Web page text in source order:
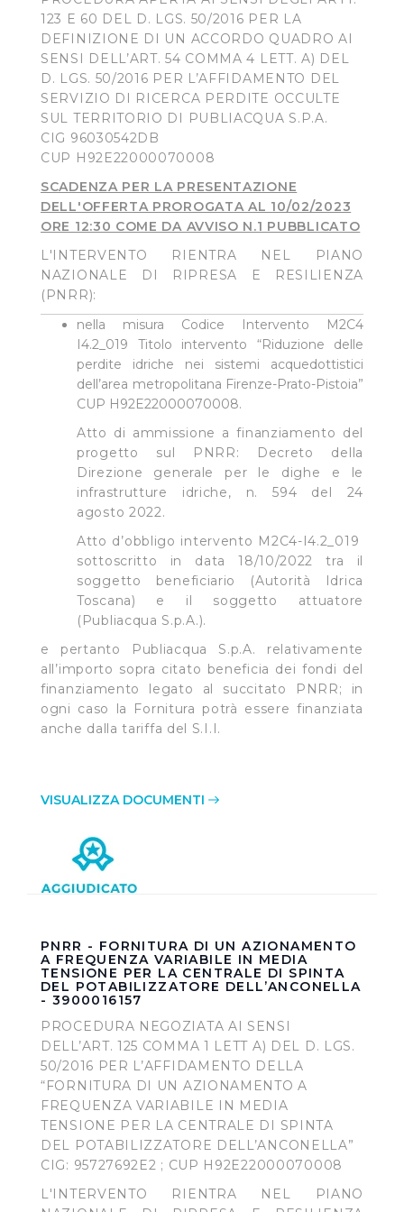
Cliccando su "Personalizza" l’Utente può gestire
direttamente le proprie preferenze selezionando i
singoli cookie desiderati e le terze parti destinatarie
della condivisione di informazioni sopra indicata.
Cliccando su "Rifiuta" o sulla "X" posizionata in alto a
destra in questo banner l’Utente rifiuta tutti i cookie con
la sola eccezione dei cookie tecnici. La chiusura del
presente banner comporta il permanere delle
impostazioni di default e dunque la continuazione della
navigazione in assenza di cookie o altri sistemi di
pagina.
123 E 60 DEL D. LGS. 50/2016 PER LA
DEFINIZIONE DI UN ACCORDO QUADRO AI
SENSI DELL’ART. 54 COMMA 4 LETT. A) DEL
D. LGS. 50/2016 PER L’AFFIDAMENTO DEL
SERVIZIO DI RICERCA PERDITE OCCULTE
SUL TERRITORIO DI PUBLIACQUA S.P.A.
CIG 96030542DB
CUP H92E22000070008
SCADENZA PER LA PRESENTAZIONE
DELL'OFFERTA PROROGATA AL 10/02/2023
ORE 12:30 COME DA AVVISO N.1 PUBBLICATO
L'INTERVENTO RIENTRA NEL PIANO
NAZIONALE DI RIPRESA E RESILIENZA
(PNRR):
nella misura Codice Intervento M2C4
I4.2_019 Titolo intervento “Riduzione delle
perdite idriche nei sistemi acquedottistici
dell’area metropolitana Firenze-Prato-Pistoia”
CUP H92E22000070008.
Atto di ammissione a finanziamento del
progetto sul PNRR: Decreto della
Direzione generale per le dighe e le
infrastrutture idriche, n. 594 del 24
agosto 2022.
Atto d’obbligo intervento M2C4-I4.2_019
sottoscritto in data 18/10/2022 tra il
soggetto beneficiario (Autorità Idrica
Toscana) e il soggetto attuatore
(Publiacqua S.p.A.).
e pertanto Publiacqua S.p.A. relativamente
all’importo sopra citato beneficia dei fondi del
finanziamento legato al succitato PNRR; in
ogni caso la Fornitura potrà essere finanziata
anche dalla tariffa del S.I.I.
VISUALIZZA DOCUMENTI
PNRR - FORNITURA DI UN AZIONAMENTO
A FREQUENZA VARIABILE IN MEDIA
TENSIONE PER LA CENTRALE DI SPINTA
DEL POTABILIZZATORE DELL’ANCONELLA
- 3900016157
PROCEDURA NEGOZIATA AI SENSI
DELL’ART. 125 COMMA 1 LETT A) DEL D. LGS.
50/2016 PER L’AFFIDAMENTO DELLA
“FORNITURA DI UN AZIONAMENTO A
FREQUENZA VARIABILE IN MEDIA
TENSIONE PER LA CENTRALE DI SPINTA
DEL POTABILIZZATORE DELL’ANCONELLA”
CIG: 95727692E2 ; CUP H92E22000070008
L'INTERVENTO RIENTRA NEL PIANO